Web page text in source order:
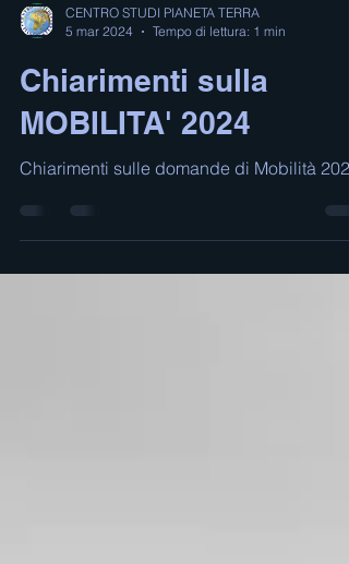
CENTRO STUDI PIANETA TERRA
5 mar 2024
Tempo di lettura: 1 min
Chiarimenti sulla
MOBILITA' 2024
Chiarimenti sulle domande di Mobilità 2024